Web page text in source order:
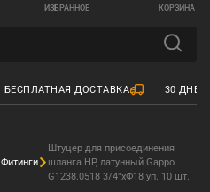
ИЗБРАННОЕ КОРЗИНА
БЕСПЛАТНАЯ ДОСТАВКА 30
Фитинги
Штуцер для присоединения
шланга НР, латунный Gappo
G1238.0518 3/4"xФ18 уп. 10 шт.